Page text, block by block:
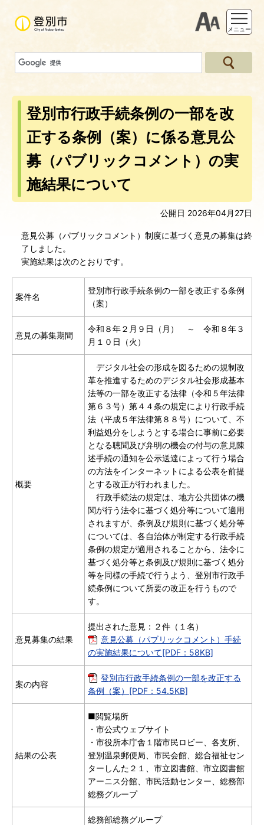
支援ツー
メニュー
登別市行政手続条例の一部を改
正する条例（案）に係る意見公
募（パブリックコメント）の実
施結果について
公開日 2026年04月27日
意見公募（パブリックコメント）制度に基づく意見の募集は終
了しました。
実施結果は次のとおりです。
案件名
登別市行政手続条例の一部を改正する条例
（案）
意見の募集期間
令和８年２月９日（月） ～ 令和８年３
月１０日（火）
概要
デジタル社会の形成を図るための規制改
革を推進するためのデジタル社会形成基本
法等の一部を改正する法律（令和５年法律
第６３号）第４４条の規定により行政手続
法（平成５年法律第８８号）について、不
利益処分をしようとする場合に事前に必要
となる聴聞及び弁明の機会の付与の意見陳
述手続の通知を公示送達によって行う場合
の方法をインターネットによる公表を前提
とする改正が行われました。
行政手続法の規定は、地方公共団体の機
関が行う法令に基づく処分等について適用
されますが、条例及び規則に基づく処分等
については、各自治体が制定する行政手続
条例の規定が適用されることから、法令に
基づく処分等と条例及び規則に基づく処分
等を同様の手続で行うよう、登別市行政手
続条例について所要の改正を行うもので
す。
意見募集の結果
提出された意見：２件（１名）
意見公募（パブリックコメント）手続
の実施結果について[PDF：58KB]
案の内容
登別市行政手続条例の一部を改正する
条例（案）[PDF：54.5KB]
結果の公表
■閲覧場所
・市公式ウェブサイト
・市役所本庁舎１階市民ロビー、各支所、
登別温泉郵便局、市民会館、総合福祉セン
ターしんた２１、市立図書館、市立図書館
アーニス分館、市民活動センター、総務部
総務グループ
総務部総務グループ